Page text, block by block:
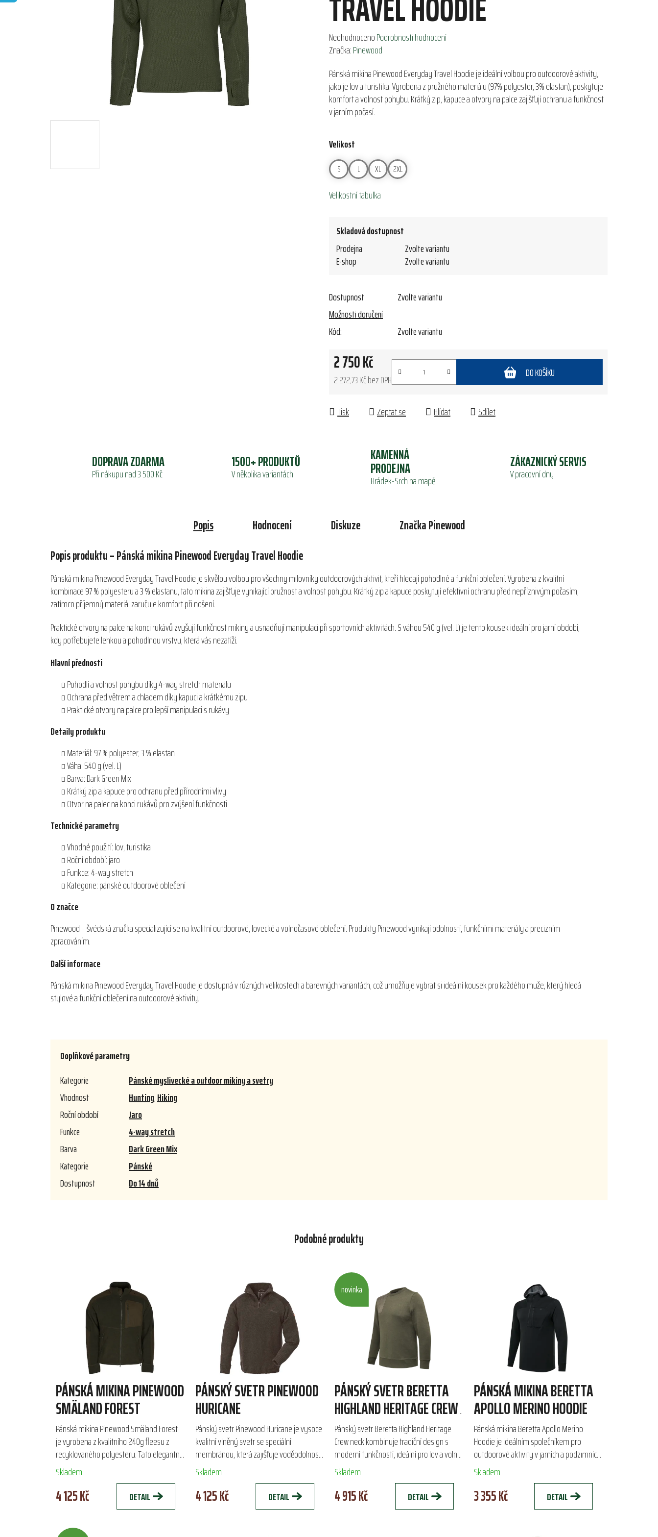
Průměrné
hodnocení
je
0,0
z
5
NeohodnocenoPodrobnosti hodnocení
Značka:Pinewood
Pánská mikina Pinewood Everyday Travel Hoodie je ideální volbou pro outdoorové aktivity,
jako je lov a turistika. Vyrobena z pružného materiálu (97% polyester, 3% elastan), poskytuje
komfort a volnost pohybu. Krátký zip, kapuce a otvory na palce zajišťují ochranu a funkčnost
v jarním počasí.
Velikost
S L XL 2XL
Velikostní tabulka
Skladová dostupnost
Prodejna
Zvolte variantu
E-shop
Zvolte variantu
Dostupnost
Zvolte variantu
Možnosti doručení
Kód:
Zvolte variantu
2 750 Kč
2 272,73 Kč bez DPH
DO KOŠÍKU
Tisk Zeptat se Hlídat Sdílet
DOPRAVA ZDARMA
Při nákupu nad 3 500 Kč
1500+ PRODUKTŮ
V několika variantách
KAMENNÁ
PRODEJNA
Hrádek-Srch na mapě
ZÁKAZNICKÝ SERVIS
V pracovní dny
Popis Hodnocení Diskuze ZnačkaPinewood
Popis produktu – Pánská mikina Pinewood Everyday Travel Hoodie
Pánská mikina Pinewood Everyday Travel Hoodie je skvělou volbou pro všechny milovníky outdoorových aktivit, kteří hledají pohodlné a funkční oblečení. Vyrobena z kvalitní
kombinace 97 % polyesteru a 3 % elastanu, tato mikina zajišťuje vynikající pružnost a volnost pohybu. Krátký zip a kapuce poskytují efektivní ochranu před nepříznivým počasím,
zatímco příjemný materiál zaručuje komfort při nošení.
Praktické otvory na palce na konci rukávů zvyšují funkčnost mikiny a usnadňují manipulaci při sportovních aktivitách. S váhou 540 g (vel. L) je tento kousek ideální pro jarní období,
kdy potřebujete lehkou a pohodlnou vrstvu, která vás nezatíží.
Hlavní přednosti
Pohodlí a volnost pohybu díky 4-way stretch materiálu
Ochrana před větrem a chladem díky kapuci a krátkému zipu
Praktické otvory na palce pro lepší manipulaci s rukávy
Detaily produktu
Materiál: 97 % polyester, 3 % elastan
Váha: 540 g (vel. L)
Barva: Dark Green Mix
Krátký zip a kapuce pro ochranu před přírodními vlivy
Otvor na palec na konci rukávů pro zvýšení funkčnosti
Technické parametry
Vhodné použití: lov, turistika
Roční období: jaro
Funkce: 4-way stretch
Kategorie: pánské outdoorové oblečení
O značce
Pinewood – švédská značka specializující se na kvalitní outdoorové, lovecké a volnočasové oblečení. Produkty Pinewood vynikají odolností, funkčními materiály a precizním
zpracováním.
Další informace
Pánská mikina Pinewood Everyday Travel Hoodie je dostupná v různých velikostech a barevných variantách, což umožňuje vybrat si ideální kousek pro každého muže, který hledá
stylové a funkční oblečení na outdoorové aktivity.
Doplňkové parametry
Kategorie
Pánské myslivecké a outdoor mikiny a svetry
Vhodnost
Hunting,Hiking
Roční období
Jaro
Funkce
4-way stretch
Barva
Dark Green Mix
Kategorie
Pánské
Dostupnost
Do 14 dnů
Podobné produkty
PÁNSKÁ MIKINA PINEWOOD
SMÄLAND FOREST
Pánská mikina Pinewood Smäland Forest
je vyrobena z kvalitního 240g fleesu z
recyklovaného polyesteru. Tato elegantní
a tichá mikina s praktickými kapsami je
ideální jako lehká...
Skladem
4 125 Kč DETAIL
PÁNSKÝ SVETR PINEWOOD
HURICANE
Pánský svetr Pinewood Huricane je vysoce
kvalitní vlněný svetr se speciální
membránou, která zajišťuje voděodolnost
a ochranu proti větru. Ideální pro chladné
podzimní a zimní...
Skladem
4 125 Kč DETAIL
novinka
PÁNSKÝ SVETR BERETTA
HIGHLAND HERITAGE CREW
NECK
Pánský svetr Beretta Highland Heritage
Crew neck kombinuje tradiční design s
moderní funkčností, ideální pro lov a volný
čas. Vyroben ze směsi vlny a nylonu,
zajišťuje...
Skladem
4 915 Kč DETAIL
PÁNSKÁ MIKINA BERETTA
APOLLO MERINO HOODIE
Pánská mikina Beretta Apollo Merino
Hoodie je ideálním společníkem pro
outdoorové aktivity v jarních a podzimních
měsících. Vyrobena z oboustranné
tkaniny, která kombinuje...
Skladem
3 355 Kč DETAIL